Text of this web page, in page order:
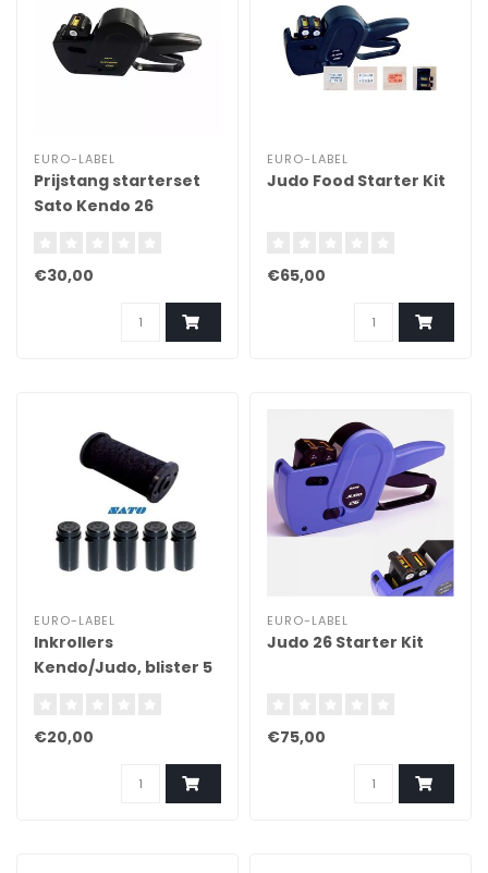
EURO-LABEL
Prijstang starterset
Sato Kendo 26
€30,00
EURO-LABEL
Judo Food Starter Kit
€65,00
EURO-LABEL
Inkrollers
Kendo/Judo, blister 5
€20,00
EURO-LABEL
Judo 26 Starter Kit
€75,00